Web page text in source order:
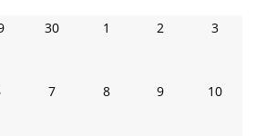
0
30
01
0
2
0
3
0
7
0
8
0
9
010